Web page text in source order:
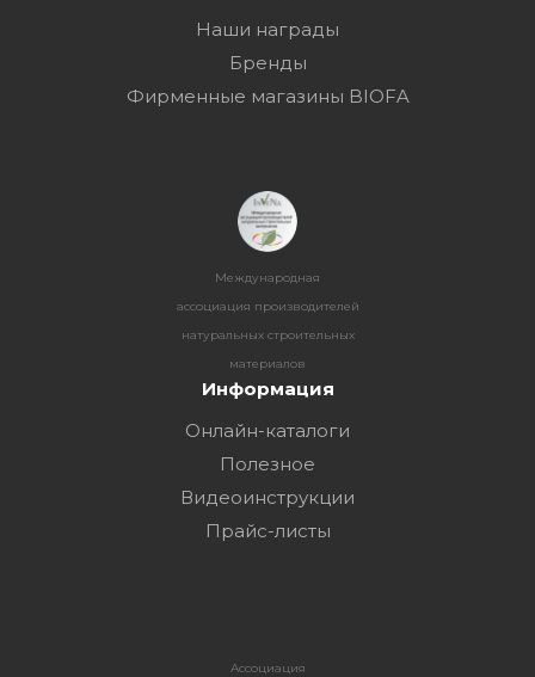
Наши награды
Бренды
Фирменные магазины BIOFA
Международная
ассоциация производителей
натуральных строительных
материалов
Информация
Онлайн-каталоги
Полезное
Видеоинструкции
Прайс-листы
Ассоциация